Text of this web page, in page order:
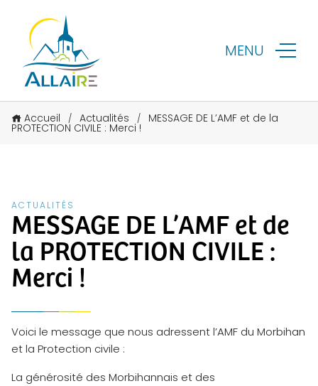
MENU
Accueil / Actualités / MESSAGE DE L’AMF et de la
PROTECTION CIVILE : Merci !
ACTUALITÉS
MESSAGE DE L’AMF et de
la PROTECTION CIVILE :
Merci !
Voici le message que nous adressent l’AMF du Morbihan
et la Protection civile :
La générosité des Morbihannais et des